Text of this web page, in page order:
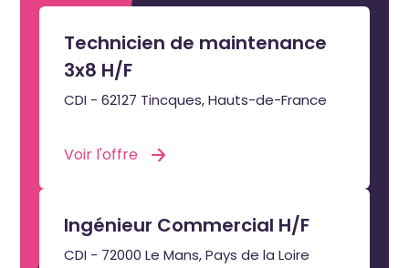
Technicien de maintenance
3x8 H/F
CDI - 62127 Tincques, Hauts-de-France
Voir l'offre
Ingénieur Commercial H/F
CDI - 72000 Le Mans, Pays de la Loire